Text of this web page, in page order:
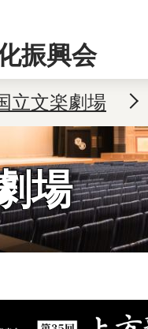
振興会
立文楽劇場
場